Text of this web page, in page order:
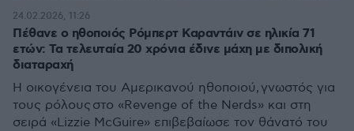
Πέθανε ο ηθοποιός Ρόμπερτ Καραντάιν σε ηλικία 71
ετών: Τα τελευταία 20 χρόνια έδινε μάχη με διπολική
διαταραχή
Η οικογένεια του Αμερικανού ηθοποιού, γνωστός για
τους ρόλους στο «Revenge of the Nerds» και στη
σειρά «Lizzie McGuire» επιβεβαίωσε τον θάνατό του
24.02.2026, 11:26